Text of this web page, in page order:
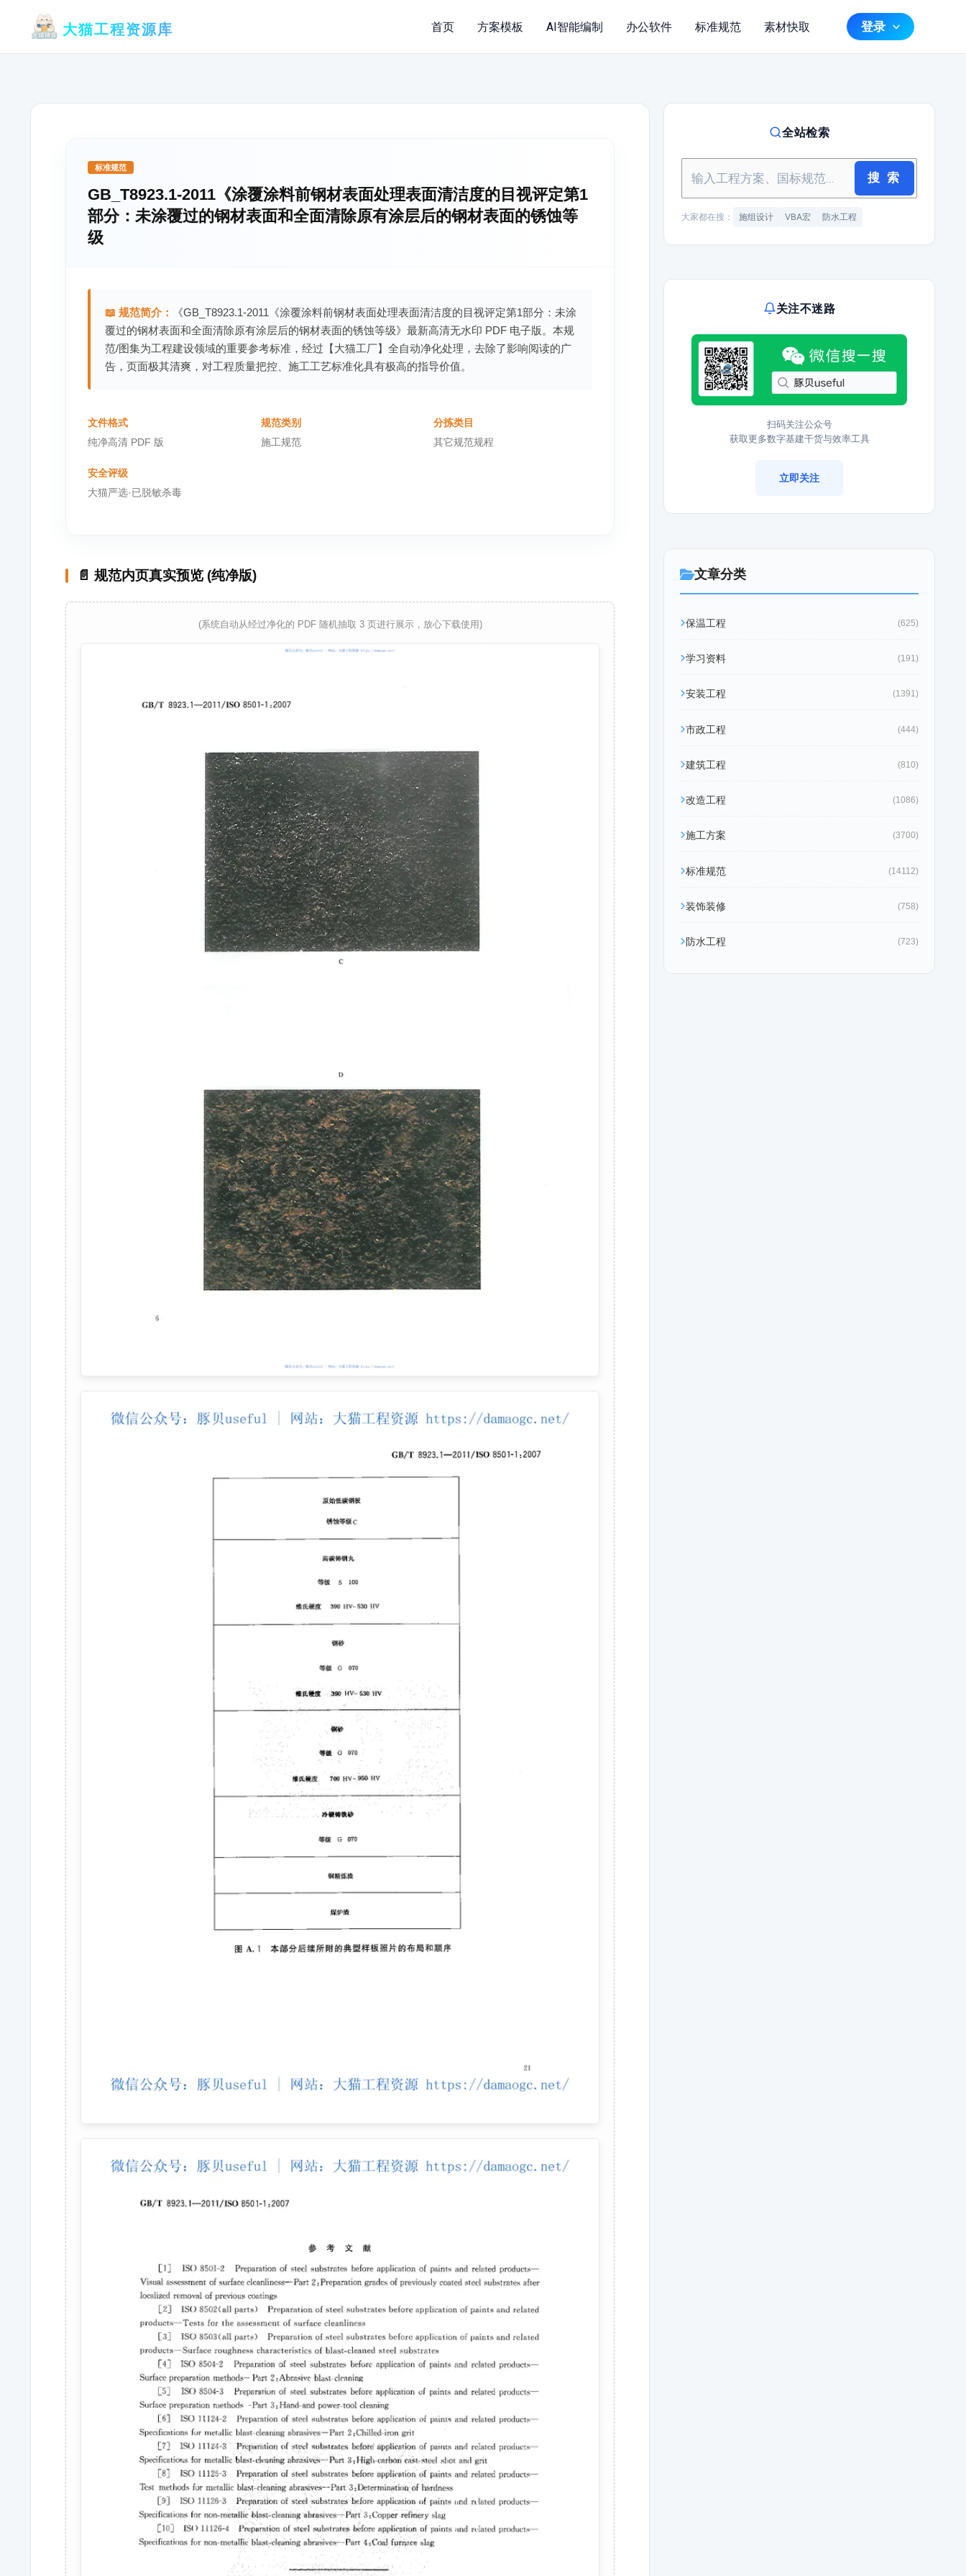
大猫工程资源库 首页 方案模板 AI智能编制 办公软件 标准规范 素材快取 登录
标准规范
GB_T8923.1-2011《涂覆涂料前钢材表面处理表面清洁度的目视评定第1
部分：未涂覆过的钢材表面和全面清除原有涂层后的钢材表面的锈蚀等
级
📖 规范简介：
《GB_T8923.1-2011《涂覆涂料前钢材表面处理表面清洁度的目视评定第1部分：未涂
覆过的钢材表面和全面清除原有涂层后的钢材表面的锈蚀等级》最新高清无水印 PDF 电子版。本规
范/图集为工程建设领域的重要参考标准，经过【大猫工厂】全自动净化处理，去除了影响阅读的广
告，页面极其清爽，对工程质量把控、施工工艺标准化具有极高的指导价值。
文件格式
纯净高清 PDF 版
规范类别
施工规范
分拣类目
其它规范规程
安全评级
大猫严选·已脱敏杀毒
📄 规范内页真实预览 (纯净版)
(系统自动从经过净化的 PDF 随机抽取 3 页进行展示，放心下载使用)
全站检索
搜 索
大家都在搜： 施组设计 VBA宏 防水工程
关注不迷路
扫码关注公众号
获取更多数字基建干货与效率工具
立即关注
文章分类
保温工程 (625)
学习资料 (191)
安装工程 (1391)
市政工程 (444)
建筑工程 (810)
改造工程 (1086)
施工方案 (3700)
标准规范 (14112)
装饰装修 (758)
防水工程 (723)